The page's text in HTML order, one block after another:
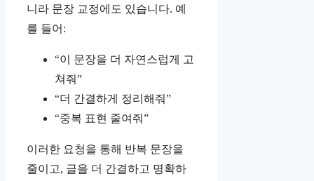
니라 문장 교정에도 있습니다. 예
를 들어:
“이 문장을 더 자연스럽게 고
쳐줘”
“더 간결하게 정리해줘”
“중복 표현 줄여줘”
이러한 요청을 통해 반복 문장을
줄이고, 글을 더 간결하고 명확하